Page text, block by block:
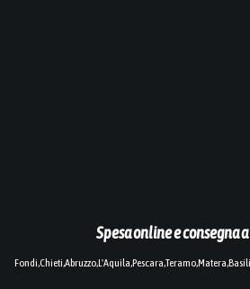
Spesa online e consegna